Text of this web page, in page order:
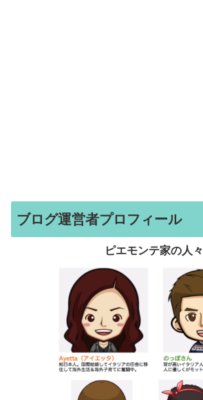
ブログ運営者プロフィール
ピエモンテ家の人々